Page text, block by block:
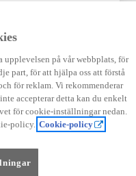
Automat
upplevelsen på vår webbplats, för
part, för att hjälpa oss att förstå
för reklam. Vi rekommenderar
accepterar detta kan du enkelt
för cookie-inställningar nedan.
policy. Cookie-policy